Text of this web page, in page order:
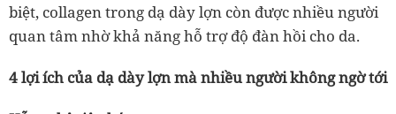
biệt, collagen trong dạ dày lợn còn được nhiều người
quan tâm nhờ khả năng hỗ trợ độ đàn hồi cho da.
4 lợi ích của dạ dày lợn mà nhiều người không ngờ tới